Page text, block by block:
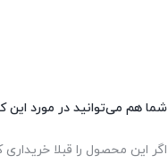
شما هم می‌توانید در مورد این
اگر این محصول را قبلا